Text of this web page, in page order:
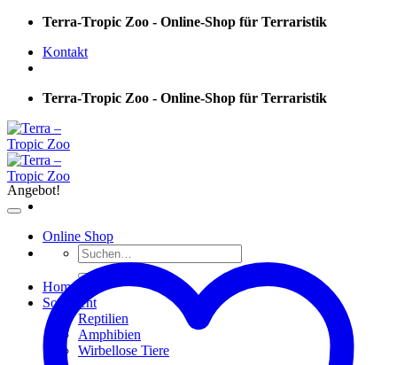
Skip
content
Terra-Tropic Zoo - Online-Shop für Terraristik
Kontakt
Terra-Tropic Zoo - Online-Shop für Terraristik
Online Shop
Suchen
nach:
Home
Sortiment
Reptilien
Amphibien
Wirbellose Tiere
Angebot!